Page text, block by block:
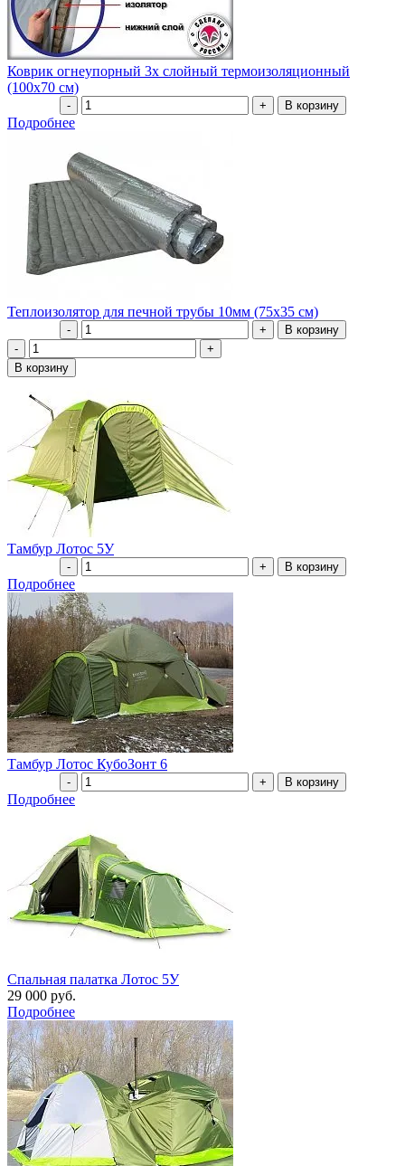
Коврик огнеупорный 3х слойный термоизоляционный
(100х70 см)
Подробнее
Теплоизолятор для печной трубы 10мм (75х35 см)
Тамбур Лотос 5У
Подробнее
Тамбур Лотос КубоЗонт 6
Подробнее
Спальная палатка Лотос 5У
29 000 руб.
Подробнее